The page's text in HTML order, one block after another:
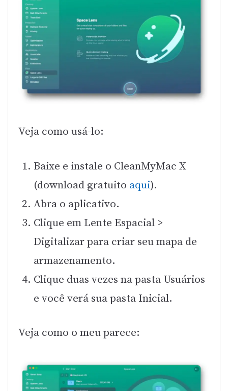
Veja como usá-lo:
Baixe e instale o CleanMyMac X
(download gratuito aqui).
Abra o aplicativo.
Clique em Lente Espacial >
Digitalizar para criar seu mapa de
armazenamento.
Clique duas vezes na pasta Usuários
e você verá sua pasta Inicial.
Veja como o meu parece: